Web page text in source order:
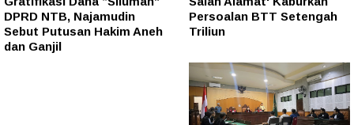
DPRD NTB, Najamudin
Sebut Putusan Hakim Aneh
dan Ganjil
Persoalan BTT Setengah
Triliun